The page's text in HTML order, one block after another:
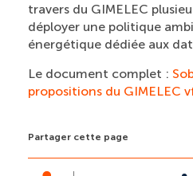
travers du GIMELEC
déployer une politique
énergétique dédiée aux
Le document complet :
propositions du GIMELEC
Partager cette page